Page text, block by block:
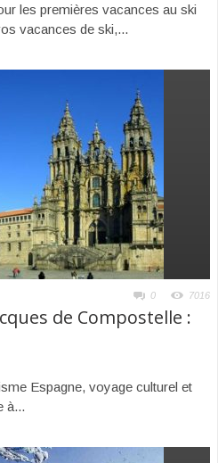
les premières vacances au ski
vacances de ski,...
0 7016
de Compostelle :
Espagne, voyage culturel et
à...